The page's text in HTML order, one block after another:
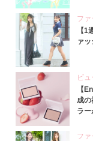
ファ
【
ァ
ビ
【
成の
ラー
ファ